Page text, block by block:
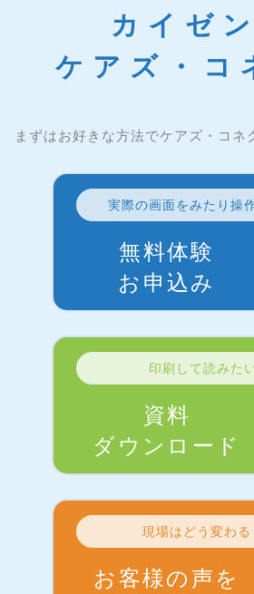
カイゼ
ケアズ・コ
まずはお好きな方法でケアズ・コネ
実際の画面をみたり操
無料体験
お申込み
印刷して読みた
資料
ダウンロード
現場はどう変わる
お客様の声を